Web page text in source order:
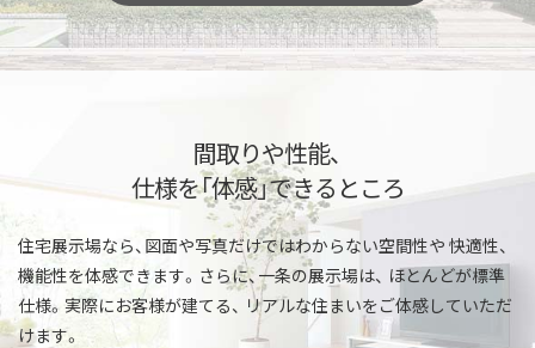
間取りや性能、
仕様を「体感」できるところ
住宅展示場なら、図面や写真だけではわからない空間性や 快適性、
機能性を体感できます。さらに、一条の展示場は、 ほとんどが標準
仕様。実際にお客様が建てる、 リアルな住まいをご体感していただ
けます。